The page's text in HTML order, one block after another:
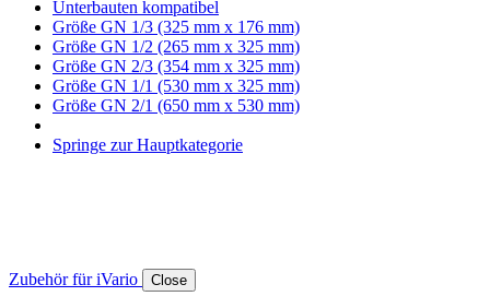
Unterbauten kompatibel
Größe GN 1/3 (325 mm x 176 mm)
Größe GN 1/2 (265 mm x 325 mm)
Größe GN 2/3 (354 mm x 325 mm)
Größe GN 1/1 (530 mm x 325 mm)
Größe GN 2/1 (650 mm x 530 mm)
Springe zur Hauptkategorie
Zubehör für iVario Close